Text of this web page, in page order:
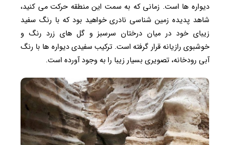
دیواره ها است. زمانی که به سمت این منطقه حرکت می کنید،
شاهد پدیده زمین شناسی نادری خواهید بود که با رنگ سفید
زیبای خود در میان درختان سرسبز و گل های زرد رنگ و
خوشبوی رازیانه قرار گرفته است. ترکیب سفیدی دیواره ها با رنگ
آبی رودخانه، تصویری بسیار زیبا را به وجود آورده است.